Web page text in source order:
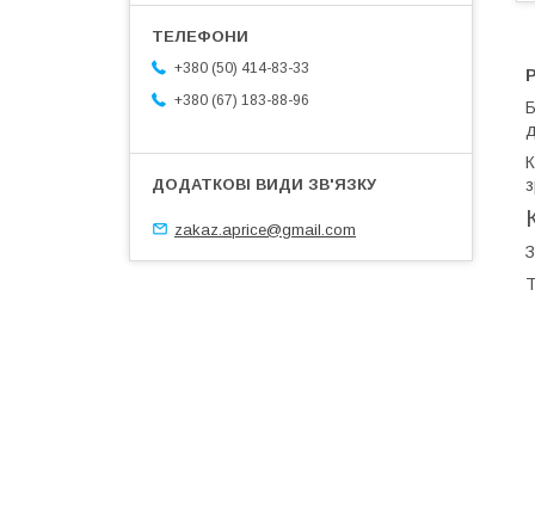
+380 (50) 414-83-33
+380 (67) 183-88-96
zakaz.aprice@gmail.com